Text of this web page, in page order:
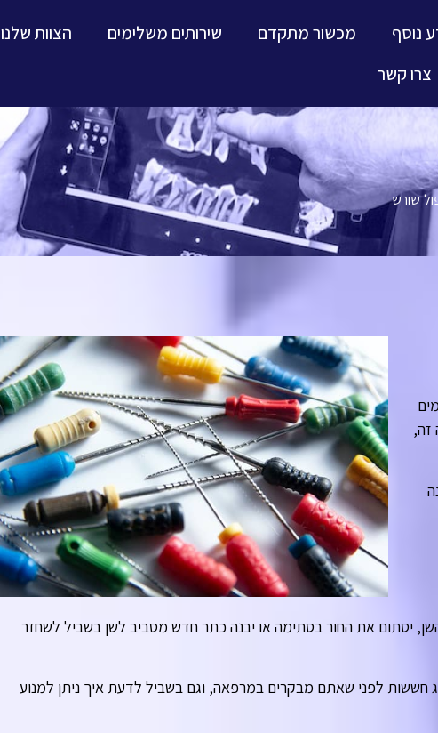
נוסף מכשור מתקדם שירותים משלימים הצוות שלנו
צרו קשר
שורש
זה,
יסתום את החור בסתימה או יבנה כתר חדש מסביב לשן בשביל לשחזר
חששות לפני שאתם מבקרים במרפאה, וגם בשביל לדעת איך ניתן למנוע